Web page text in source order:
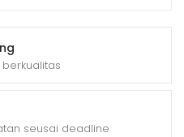
seusai deadline